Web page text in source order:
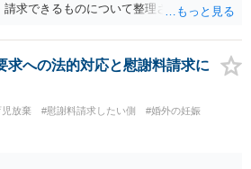
求できるものについて整理されるのがよ
求への法的対応と慰謝料請求に
放棄 #慰謝料請求したい側
#婚外の妊娠